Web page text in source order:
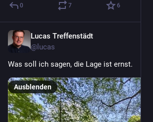
0 7 6
Lucas Treffenstädt
@lucas
Was soll ich sagen, die Lage ist ernst.
Ausblenden